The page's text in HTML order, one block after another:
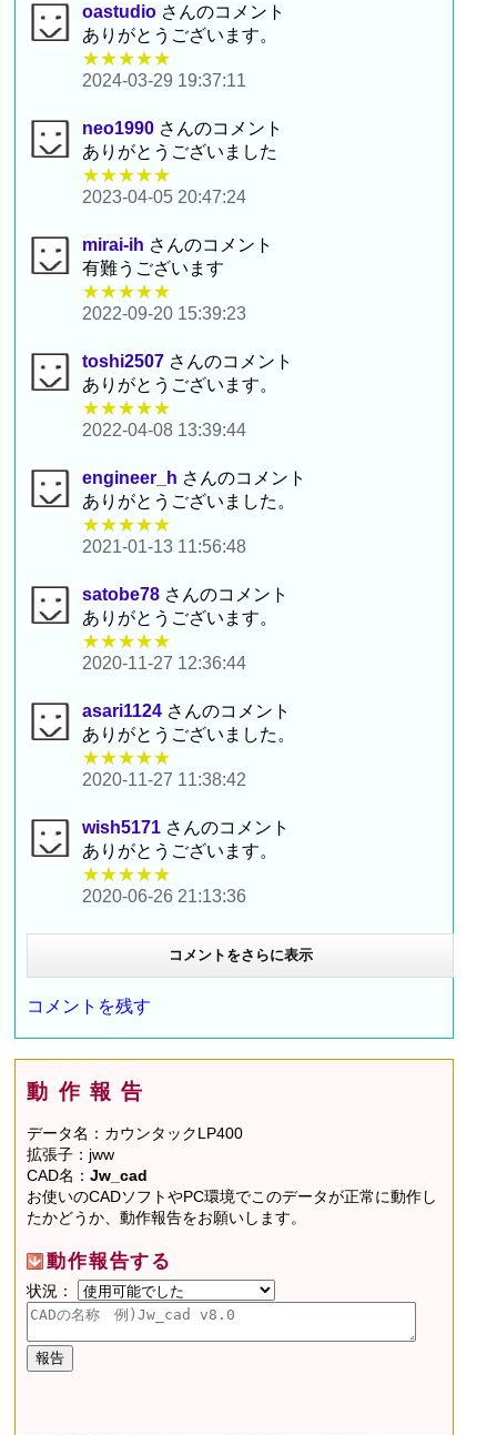
oastudio さんのコメント
ありがとうございます。
★★★★★
2024-03-29 19:37:11
neo1990 さんのコメント
ありがとうございました
★★★★★
2023-04-05 20:47:24
mirai-ih さんのコメント
有難うございます
★★★★★
2022-09-20 15:39:23
toshi2507 さんのコメント
ありがとうございます。
★★★★★
2022-04-08 13:39:44
engineer_h さんのコメント
ありがとうございました。
★★★★★
2021-01-13 11:56:48
satobe78 さんのコメント
ありがとうございます。
★★★★★
2020-11-27 12:36:44
asari1124 さんのコメント
ありがとうございました。
★★★★★
2020-11-27 11:38:42
wish5171 さんのコメント
ありがとうございます。
★★★★★
2020-06-26 21:13:36
コメントをさらに表示
コメントを残す
動作報告
データ名：カウンタックLP400
拡張子：jww
CAD名：Jw_cad
お使いのCADソフトやPC環境でこのデータが正常に動作し
たかどうか、動作報告をお願いします。
動作報告する
状況：